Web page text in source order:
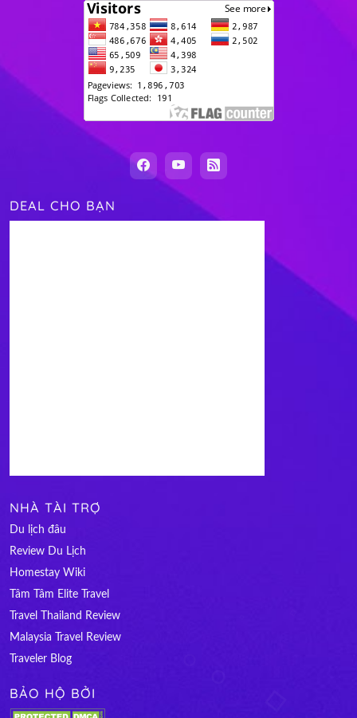
DEAL CHO BẠN
NHÀ TÀI TRỢ
Du lịch đâu
Review Du Lịch
Homestay Wiki
Tâm Tâm Elite Travel
Travel Thailand Review
Malaysia Travel Review
Traveler Blog
BẢO HỘ BỞI